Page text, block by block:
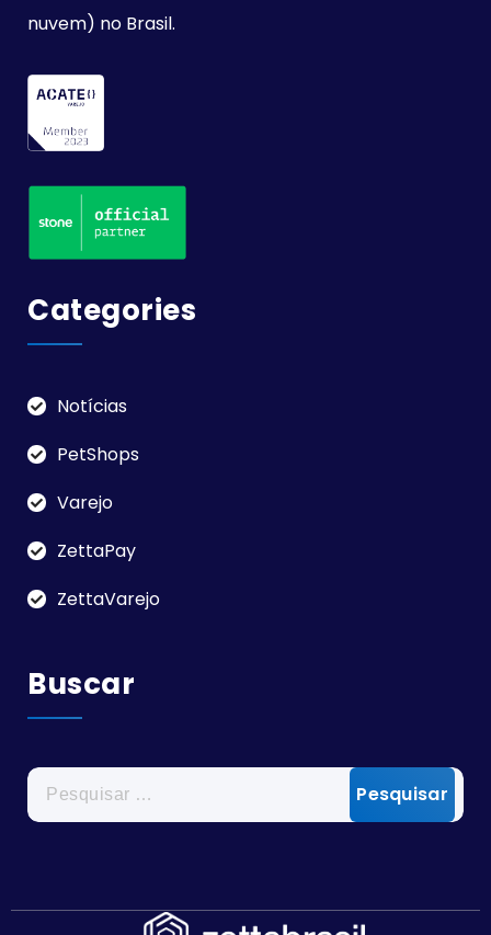
nuvem) no Brasil.
Categories
Notícias
PetShops
Varejo
ZettaPay
ZettaVarejo
Buscar
Pesquisar
por: